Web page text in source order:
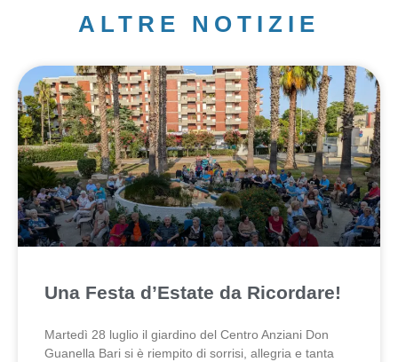
ALTRE NOTIZIE
Una Festa d’Estate da Ricordare!
Martedì 28 luglio il giardino del Centro Anziani Don
Guanella Bari si è riempito di sorrisi, allegria e tanta